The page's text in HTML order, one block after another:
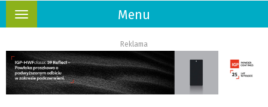
Menu
Rozwiń
Reklama